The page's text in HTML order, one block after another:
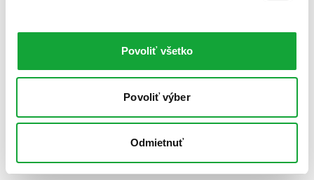
Povoliť všetko
Povoliť výber
Odmietnuť